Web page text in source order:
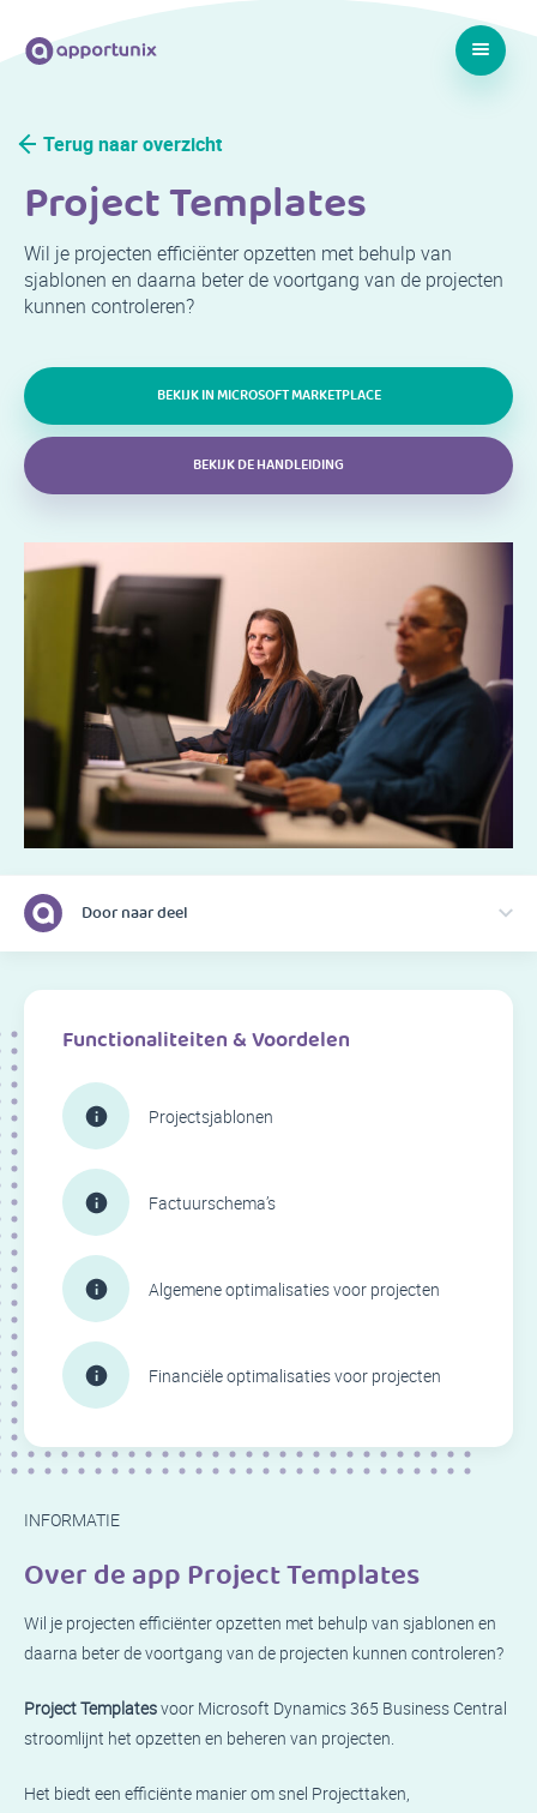
Terug naar overzicht
Project Templates
Wil je projecten efficiënter opzetten met behulp van
sjablonen en daarna beter de voortgang van de projecten
kunnen controleren?
BEKIJK IN MICROSOFT MARKETPLACE
BEKIJK DE HANDLEIDING
Door naar deel
Functionaliteiten & Voordelen
Projectsjablonen
Factuurschema’s
Algemene optimalisaties voor projecten
Financiële optimalisaties voor projecten
INFORMATIE
Over de app Project Templates
Wil je projecten efficiënter opzetten met behulp van sjablonen en
daarna beter de voortgang van de projecten kunnen controleren?
Project Templatesvoor Microsoft Dynamics 365 Business Central
stroomlijnt het opzetten en beheren van projecten.
Het biedt een efficiënte manier om snel Projecttaken,